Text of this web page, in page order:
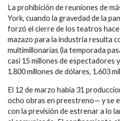
La prohibición de reuniones de
York, cuando la gravedad de la
forzó el cierre de los teatros hace
mazazo para la industria resulta
multimillonarias (la temporada
casi 15 millones de espectadores
1.800 millones de dólares, 1.603
El 12 de marzo había 31
ocho obras en preestreno— y se
con la previsión de estrenar a lo